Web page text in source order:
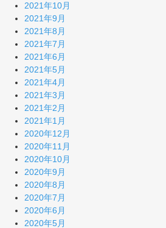
2021年10月
2021年9月
2021年8月
2021年7月
2021年6月
2021年5月
2021年4月
2021年3月
2021年2月
2021年1月
2020年12月
2020年11月
2020年10月
2020年9月
2020年8月
2020年7月
2020年6月
2020年5月